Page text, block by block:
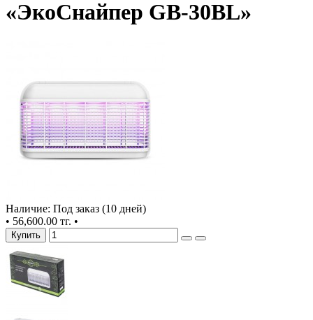
«ЭкоСнайпер GB-30BL»
Наличие: Под заказ (10 дней)
• 56,600.00 тг. •
Купить